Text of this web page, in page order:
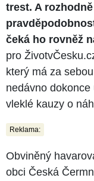
trest. A
čeká ho rovněž
pro
který má za
nedávno
vleklé kauzy o
Reklama:
Obviněný
obci Česká